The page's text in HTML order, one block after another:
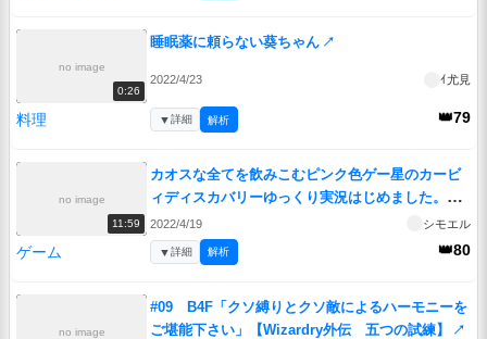
no image
0:26
睡眠薬に頼らない葵ちゃん ↗
2022/4/23 ｲ尤見
料理 👑79
▼詳細 解析
no image
11:59
カオスな全てを飲みこむピンク色ゲー星のカービ
ィディスカバリーゆっくり実況はじめました。１
↗
2022/4/19 シモエル
ゲーム 👑80
▼詳細 解析
no image
#09 B4F「クソ縛りとクソ敵によるハーモニーを
ご堪能下さい」【Wizardry外伝 五つの試練】
↗